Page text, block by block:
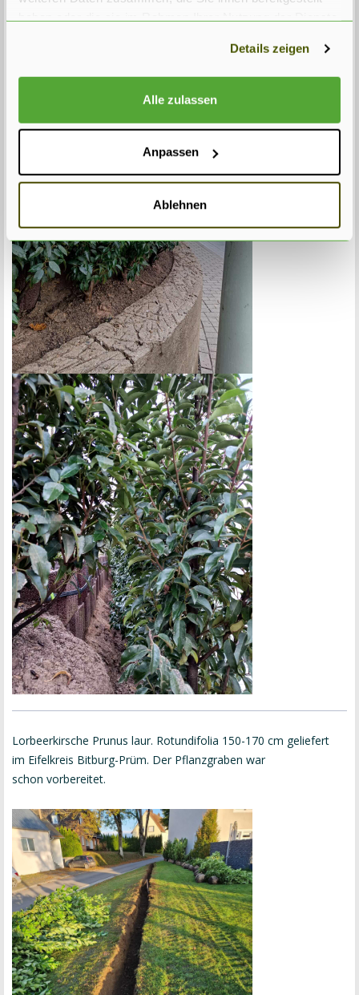
Details zeigen
Alle zulassen
Anpassen
Ablehnen
Lorbeerkirsche Prunus laur. Rotundifolia 150-170 cm geliefert
im Eifelkreis Bitburg-Prüm. Der Pflanzgraben war
schon vorbereitet.